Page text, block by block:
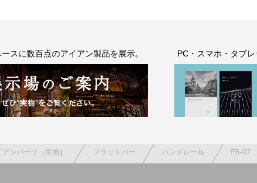
スに数百点のアイアン製品を展示。 PC・スマホ・タブ
アンパーツ［生地］ フラットバー ハンドレール FB-07